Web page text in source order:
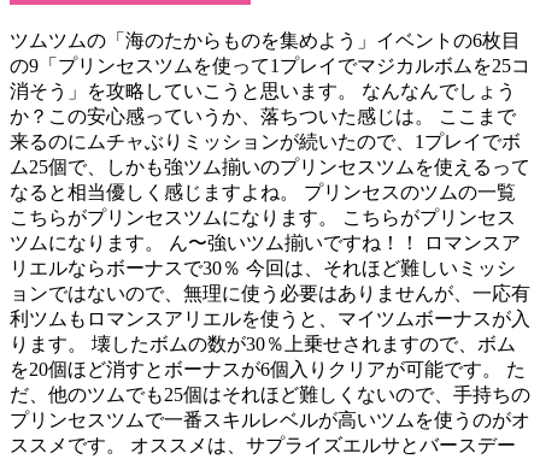
ツムツムの「海のたからものを集めよう」イベントの6枚目
の9「プリンセスツムを使って1プレイでマジカルボムを25コ
消そう」を攻略していこうと思います。 なんなんでしょう
か？この安心感っていうか、落ちついた感じは。 ここまで
来るのにムチャぶりミッションが続いたので、1プレイでボ
ム25個で、しかも強ツム揃いのプリンセスツムを使えるって
なると相当優しく感じますよね。 プリンセスのツムの一覧
こちらがプリンセスツムになります。 こちらがプリンセス
ツムになります。 ん〜強いツム揃いですね！！ ロマンスア
リエルならボーナスで30％ 今回は、それほど難しいミッシ
ョンではないので、無理に使う必要はありませんが、一応有
利ツムもロマンスアリエルを使うと、マイツムボーナスが入
ります。 壊したボムの数が30％上乗せされますので、ボム
を20個ほど消すとボーナスが6個入りクリアが可能です。 た
だ、他のツムでも25個はそれほど難しくないので、手持ちの
プリンセスツムで一番スキルレベルが高いツムを使うのがオ
ススメです。 オススメは、サプライズエルサとバースデー